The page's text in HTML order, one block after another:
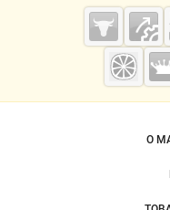
Cсылки на
Важные
Навигация по О